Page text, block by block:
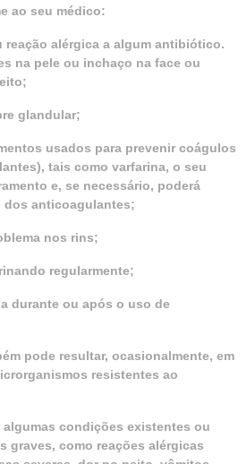
ao seu médico:
reação alérgica a algum antibiótico.
na pele ou inchaço na face ou
glandular;
usados para prevenir coágulos
tais como varfarina, o seu
e, se necessário, poderá
dos anticoagulantes;
nos rins;
regularmente;
durante ou após o uso de
pode resultar, ocasionalmente, em
resistentes ao
algumas condições existentes ou
graves, como reações alérgicas